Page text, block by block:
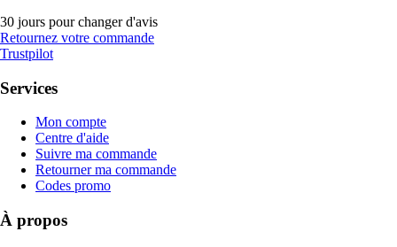
30 jours pour changer d'avis
Retournez votre commande
Trustpilot
Services
Mon compte
Centre d'aide
Suivre ma commande
Retourner ma commande
Codes promo
À propos